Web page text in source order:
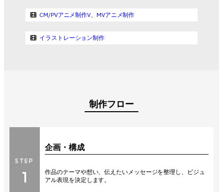
CM/PVアニメ制作V MVアニメ制作
イラストレーション制作
制作フロー
STEP
1
企画・構成
作品のテーマや想い、伝えたいメッセージを整理し、ビジュ
アル表現を決定します。